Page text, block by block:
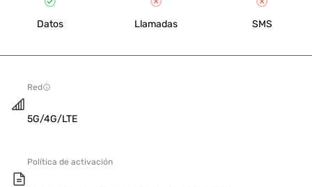
Datos Llamadas SMS
Red
5G/4G/LTE
Política de activación